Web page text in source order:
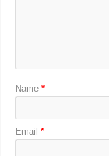
Name*
Email*